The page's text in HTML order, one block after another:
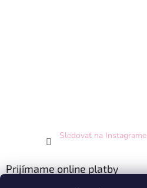
Sledovať na Instagrame
Prijímame online platby